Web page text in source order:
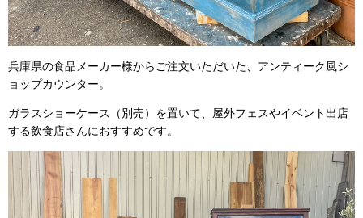
兵庫県の食品メーカー様からご注文いただいた、アンティーク風シ
ョップカウンター。
ガラスショーケース（別売）を置いて、屋外フェスやイベント出店
する飲食店さんにおすすめです。